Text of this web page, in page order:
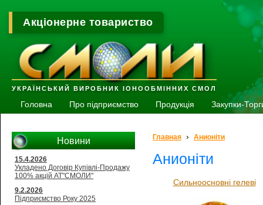
Головна Про підприємство Продукція Закупки-
Акціонерне товариство
УКРАЇНСЬКИЙ ВИРОБНИК ІОНООБМІННИХ СМОЛ
Новини
15.4.2026
Укладено Договір Купівлі-Продажу
100% акцій АТ"СМОЛИ"
9.2.2026
Підприємство Року 2025
Главная › Анионіти
Анионіти
Сильноосновні гелеві